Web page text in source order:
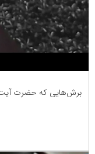
برش‌هایی كه حضرت